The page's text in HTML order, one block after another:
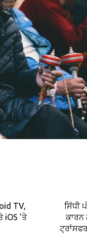
TV,
iOS 'ਤੇ
ਸਿੱਧੀ
ਕਾਰਨ